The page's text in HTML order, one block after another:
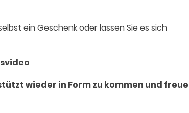
ein Geschenk oder lassen Sie es sich
wieder in Form zu kommen und freue